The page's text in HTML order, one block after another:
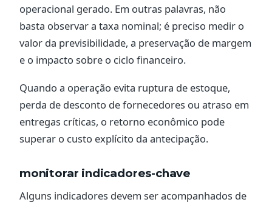
operacional gerado. Em outras palavras, não
basta observar a taxa nominal; é preciso medir o
valor da previsibilidade, a preservação de margem
e o impacto sobre o ciclo financeiro.
Quando a operação evita ruptura de estoque,
perda de desconto de fornecedores ou atraso em
entregas críticas, o retorno econômico pode
superar o custo explícito da antecipação.
monitorar indicadores-chave
Alguns indicadores devem ser acompanhados de